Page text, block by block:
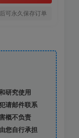
可永久保存订单
研究使用
请邮件联系
概不负责
您自行承担